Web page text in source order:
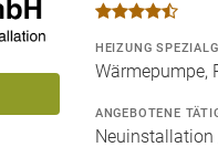
HEIZUNG
Wärmepumpe,
ANGEBOTENE
Neuinstallation